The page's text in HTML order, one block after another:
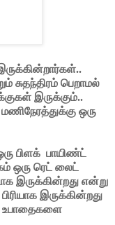
சுதந்திரம் பெறாமல்
இருக்கும்..
ஒரு
பிளக் பாயிண்ட்
ஒரு ரெட் லைட்
இருக்கின்றது என்று
இருக்கின்றது
உபாதைகளை